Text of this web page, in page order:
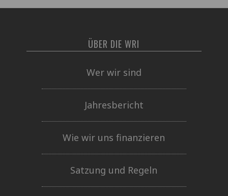
ÜBER DIE WRI
Wer wir sind
Jahresbericht
Wie wir uns finanzieren
Satzung und Regeln